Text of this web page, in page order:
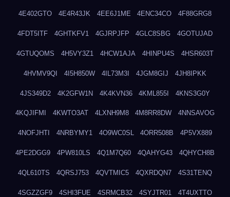
4E402GTO 4E4R43JK 4EE6J1ME 4ENC34CO 4F88GRG8
4FDT5ITF 4GHTKFV1 4GJRPJFP 4GLC8SBG 4GOTUJAD
4GTUQOMS 4H5VY3Z1 4HCW1AJA 4HINPU4S 4HSR603T
4HVMV9QI 4I5H850W 4IL73M3I 4JGM8GIJ 4JH8IPKK
4JS349D2 4K2GFW1N 4K4KVN36 4KML855I 4KNS3G0Y
4KQJIFMI 4KWTO3AT 4LXNH9M8 4M8RR8DW 4NNSAVOG
4NOFJHTI 4NRBYMY1 4O9WC0SL 4ORR508B 4P5VX889
4PE2DGG9 4PW810LS 4Q1M7Q60 4QAHYG43 4QHYCH8B
4QL610TS 4QRSJ753 4QVTMIC5 4QXRDQN7 4S31TENQ
4SGZZGF9 4SHI3FUE 4SRMCB32 4SYJTR01 4T4UXTTO